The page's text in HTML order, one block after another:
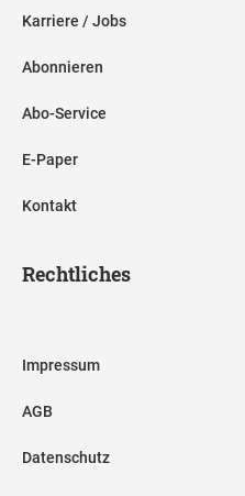
Karriere / Jobs
Abonnieren
Abo-Service
E-Paper
Kontakt
Rechtliches
Impressum
AGB
Datenschutz